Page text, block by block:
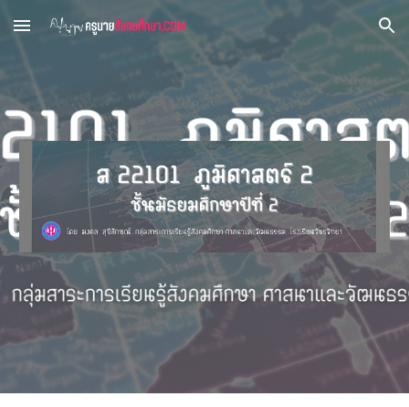
Skip to main content Skip to navigation